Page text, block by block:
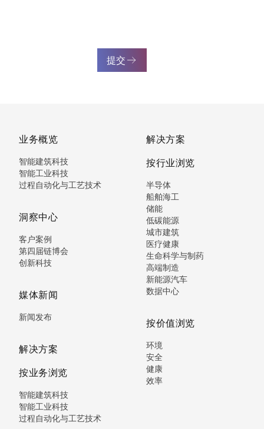
提交
业务概览
智能建筑科技
智能工业科技
过程自动化与工艺技术
洞察中心
客户案例
第四届链博会
创新科技
媒体新闻
新闻发布
解决方案
按业务浏览
智能建筑科技
智能工业科技
过程自动化与工艺技术
解决方案
按行业浏览
半导体
船舶海工
储能
低碳能源
城市建筑
医疗健康
生命科学与制药
高端制造
新能源汽车
数据中心
按价值浏览
环境
安全
健康
效率